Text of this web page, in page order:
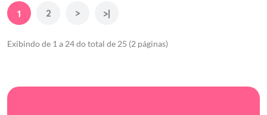
1 2 > >|
Exibindo de 1 a 24 do total de 25 (2 páginas)